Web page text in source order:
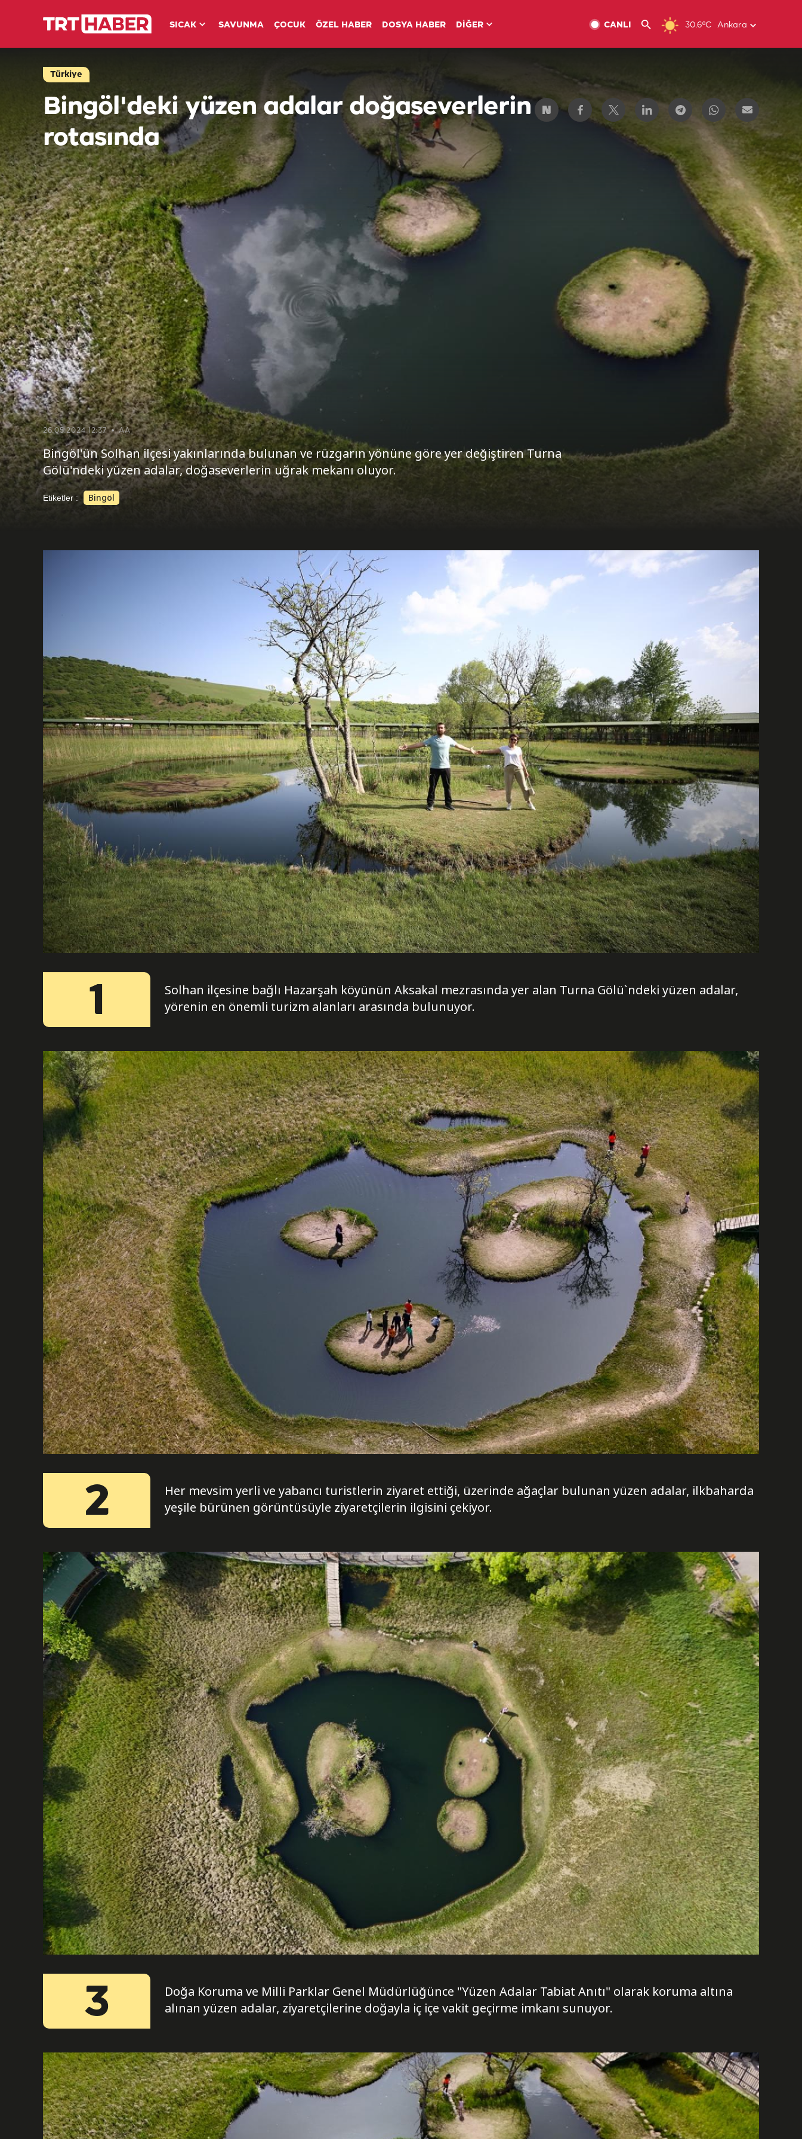
SICAK SAVUNMA ÇOCUK ÖZEL HABER DOSYA HABER DİĞER 30.6ºC Ankara
CANLI
Türkiye
Bingöl'deki yüzen adalar doğaseverlerin
rotasında
26.05.2024 12:37 AA
Bingöl'ün Solhan ilçesi yakınlarında bulunan ve rüzgarın yönüne göre yer değiştiren Turna
Gölü'ndeki yüzen adalar, doğaseverlerin uğrak mekanı oluyor.
Etiketler : Bingöl
1
Solhan ilçesine bağlı Hazarşah köyünün Aksakal mezrasında yer alan Turna Gölü`ndeki yüzen adalar,
yörenin en önemli turizm alanları arasında bulunuyor.
2
Her mevsim yerli ve yabancı turistlerin ziyaret ettiği, üzerinde ağaçlar bulunan yüzen adalar, ilkbaharda
yeşile bürünen görüntüsüyle ziyaretçilerin ilgisini çekiyor.
3
Doğa Koruma ve Milli Parklar Genel Müdürlüğünce "Yüzen Adalar Tabiat Anıtı" olarak koruma altına
alınan yüzen adalar, ziyaretçilerine doğayla iç içe vakit geçirme imkanı sunuyor.